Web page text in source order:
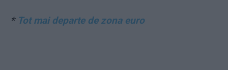
* Tot mai departe de zona euro